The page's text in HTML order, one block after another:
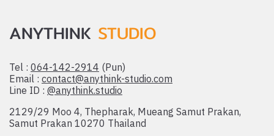
ANYTHINK STUDIO
Tel :064-142-2914(Pun)
Email :contact@anythink-studio.com
Line ID :@anythink.studio
2129/29 Moo 4, Thepharak, Mueang Samut Prakan,
Samut Prakan 10270 Thailand